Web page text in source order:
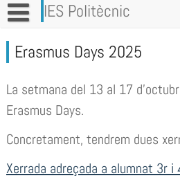
Vés
IES Politècnic
Erasmus Days 2025
La setmana del 13 al 17
Erasmus Days.
Concretament, tendrem dues
Xerrada adreçada a alumnat 3r